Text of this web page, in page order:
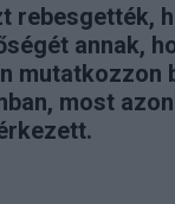
rebesgették,
annak,
mutatkozzon
most